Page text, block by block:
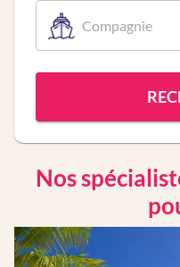
Compagnie
Nos